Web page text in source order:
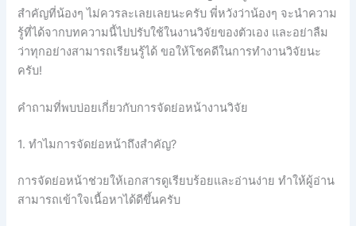
สำคัญที่น้องๆ ไม่ควรละเลยเลยนะครับ พี่หวังว่าน้องๆ จะนำความ
รู้ที่ได้จากบทความนี้ไปปรับใช้ในงานวิจัยของตัวเอง และอย่าลืม
ว่าทุกอย่างสามารถเรียนรู้ได้ ขอให้โชคดีในการทำงานวิจัยนะ
ครับ!
คำถามที่พบบ่อยเกี่ยวกับการจัดย่อหน้างานวิจัย
1. ทำไมการจัดย่อหน้าถึงสำคัญ?
การจัดย่อหน้าช่วยให้เอกสารดูเรียบร้อยและอ่านง่าย ทำให้ผู้อ่าน
สามารถเข้าใจเนื้อหาได้ดีขึ้นครับ